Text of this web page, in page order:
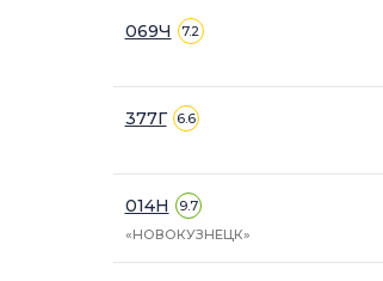
069Ч 7.2
377Г 6.6
014Н
9.7
«НОВОКУЗНЕЦК»